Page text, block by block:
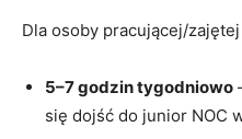
Dla osoby pracującej/
5–7 godzin tygodniowo
się dojść do junior NOC